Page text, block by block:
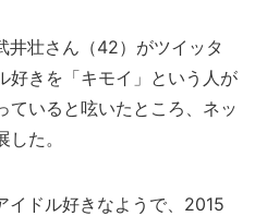
壮さん（42）がツイッタ
好きを「キモイ」という人が
ていると呟いたところ、ネッ
た。
ドル好きなようで、2015